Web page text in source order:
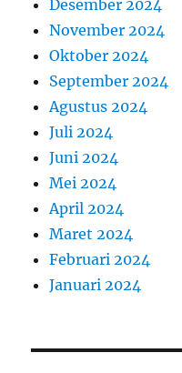
Desember 2024
November 2024
Oktober 2024
September 2024
Agustus 2024
Juli 2024
Juni 2024
Mei 2024
April 2024
Maret 2024
Februari 2024
Januari 2024